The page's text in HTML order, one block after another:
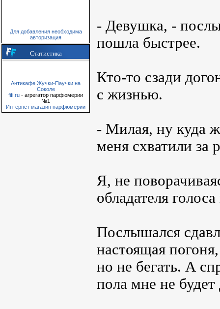
Для добавления необходима
авторизация
Статистика
Антикафе Жучки-Паучки на
Соколе
fifi.ru - агрегатор парфюмерии
№1
Интернет магазин парфюмерии
- Девушка, -
пошла быстрее.
Кто-то сзади
с жизнью.
- Милая, ну куда
меня схватили за
Я, не
обладателя
Послышался
настоящая
но не бегать. А
пола мне не будет